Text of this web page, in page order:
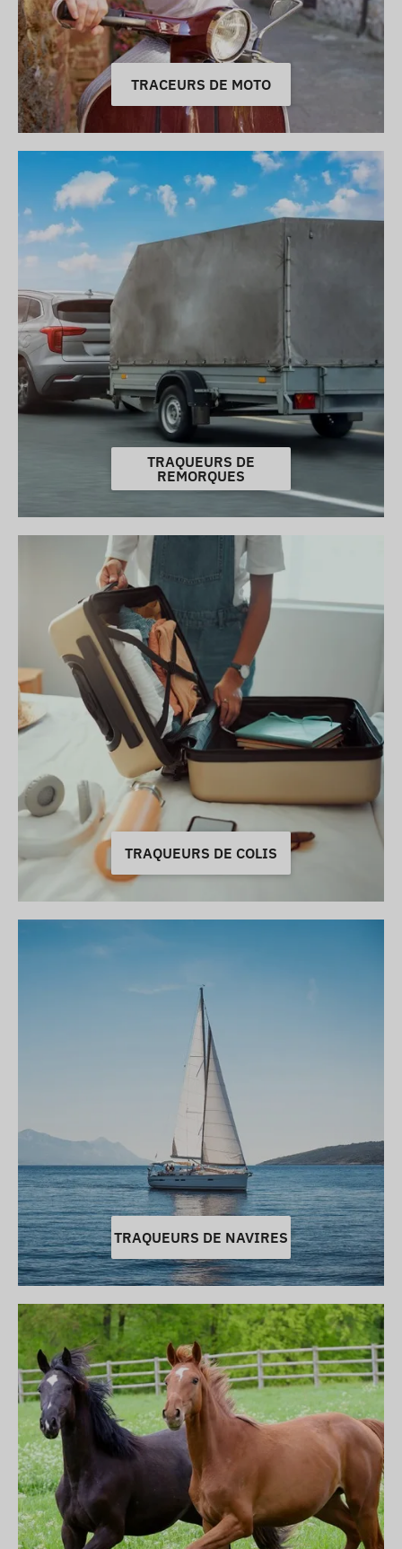
TRACEURS DE MOTO
TRAQUEURS DE
REMORQUES
TRAQUEURS DE COLIS
TRAQUEURS DE NAVIRES